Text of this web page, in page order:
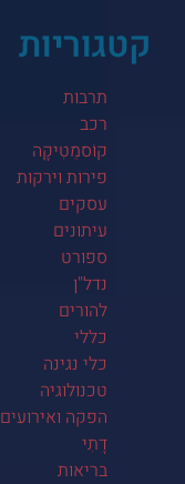
קטגוריות
תרבות
רכב
קוֹסמֵטִיקָה
פירות וירקות
עסקים
עיתונים
ספורט
נדל"ן
להורים
כללי
כלי נגינה
טכנולוגיה
הפקה ואירועים
דָתִי
בריאות